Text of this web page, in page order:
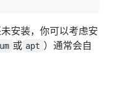
安装，你可以考虑安
或 apt ）通常会自